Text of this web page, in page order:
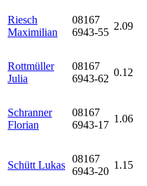
Riesch
Maximilian
08167
6943-55
2.09
Rottmüller
Julia
08167
6943-62
0.12
Schranner
Florian
08167
6943-17
1.06
Schütt Lukas
08167
6943-20
1.15